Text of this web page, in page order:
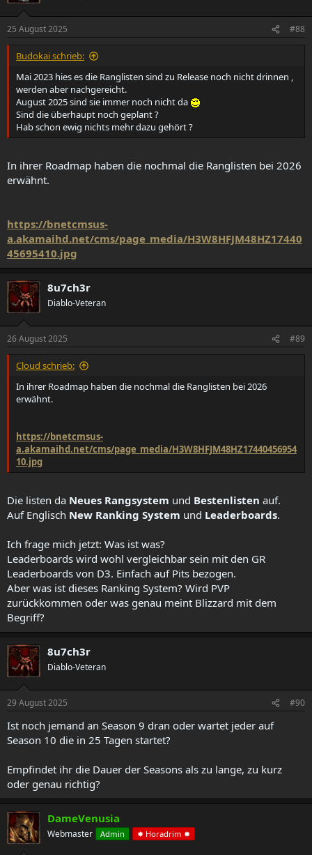
25 August 2025 #88
Budokai schrieb:
Mai 2023 hies es die Ranglisten sind zu Release noch nicht drinnen ,
werden aber nachgereicht.
August 2025 sind sie immer noch nicht da
Sind die überhaupt noch geplant ?
Hab schon ewig nichts mehr dazu gehört ?
In ihrer Roadmap haben die nochmal die Ranglisten bei 2026
erwähnt.
https://bnetcmsus-
a.akamaihd.net/cms/page_media/H3W8HFJM48HZ17440
45695410.jpg
8u7ch3r
Diablo-Veteran
26 August 2025 #89
Cloud schrieb:
In ihrer Roadmap haben die nochmal die Ranglisten bei 2026
erwähnt.
https://bnetcmsus-
a.akamaihd.net/cms/page_media/H3W8HFJM48HZ17440456954
10.jpg
Die listen da Neues Rangsystem und Bestenlisten auf.
Auf Englisch New Ranking System und Leaderboards.
Ich frage mich jetzt: Was ist was?
Leaderboards wird wohl vergleichbar sein mit den GR
Leaderboards von D3. Einfach auf Pits bezogen.
Aber was ist dieses Ranking System? Wird PVP
zurückkommen oder was genau meint Blizzard mit dem
Begriff?
8u7ch3r
Diablo-Veteran
29 August 2025 #90
Ist noch jemand an Season 9 dran oder wartet jeder auf
Season 10 die in 25 Tagen startet?
Empfindet ihr die Dauer der Seasons als zu lange, zu kurz
oder genau richtig?
DameVenusia
Webmaster Admin ✸ Horadrim ✸